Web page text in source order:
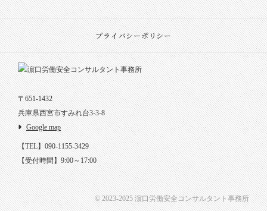
プライバシーポリシー
〒651-1432
兵庫県西宮市すみれ台3-3-8
Google map
【TEL】090-1155-3429
【受付時間】9:00～17:00
© 2023-2025 濵口労働安全コンサルタント事務所